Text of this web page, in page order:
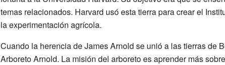
temas relacionados. Harvard usó esta tierra para crear el
la experimentación agrícola.
Cuando la herencia de James Arnold se unió a las tierras de
Arboreto Arnold. La misión del arboreto es aprender más